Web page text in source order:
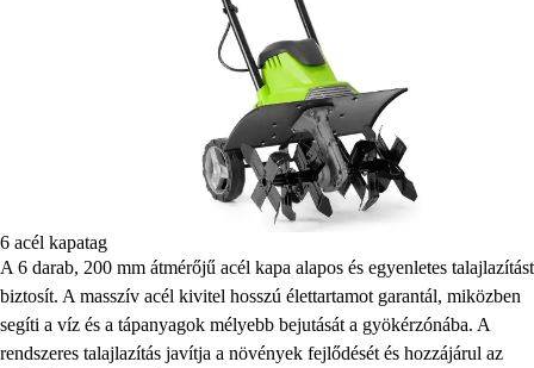
6 acél kapatag
A 6 darab, 200 mm átmérőjű acél kapa alapos és egyenletes talajlazítást
biztosít. A masszív acél kivitel hosszú élettartamot garantál, miközben
segíti a víz és a tápanyagok mélyebb bejutását a gyökérzónába. A
rendszeres talajlazítás javítja a növények fejlődését és hozzájárul az